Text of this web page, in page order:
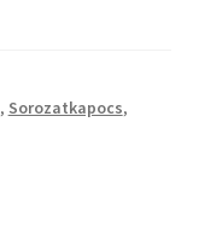
, Sorozatkapocs,